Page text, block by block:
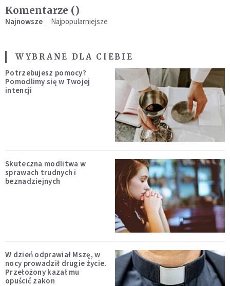
Komentarze ()
Najnowsze Najpopularniejsze
WYBRANE DLA CIEBIE
Potrzebujesz pomocy?
Pomodlimy się w Twojej
intencji
Skuteczna modlitwa w
sprawach trudnych i
beznadziejnych
W dzień odprawiał Mszę, w
nocy prowadził drugie życie.
Przełożony kazał mu
opuścić zakon